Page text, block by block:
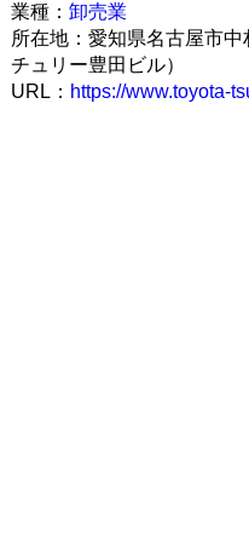
業種： 卸売業
所在地：愛知県名古屋市
チュリー豊田ビル）
URL： https://www.toyota-